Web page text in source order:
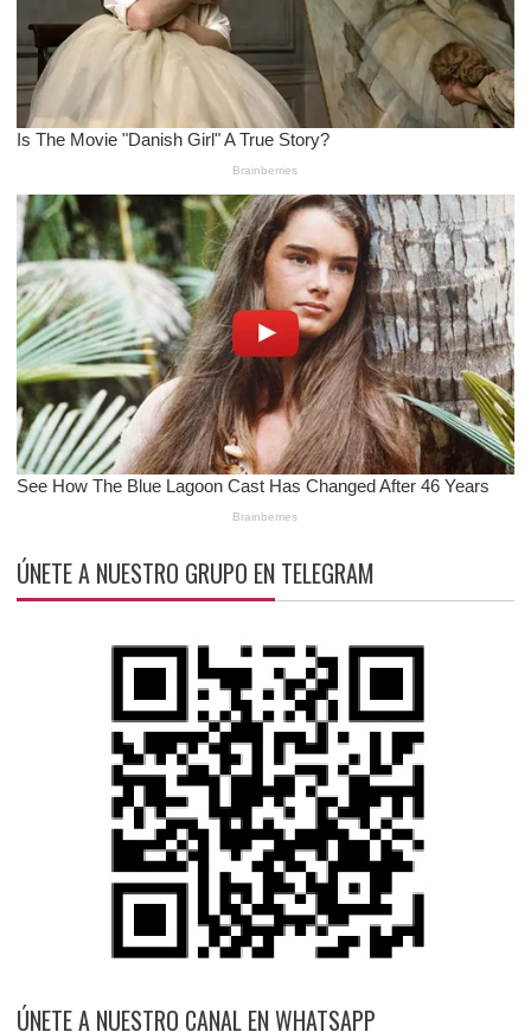
ÚNETE A NUESTRO GRUPO EN TELEGRAM
ÚNETE A NUESTRO CANAL EN WHATSAPP